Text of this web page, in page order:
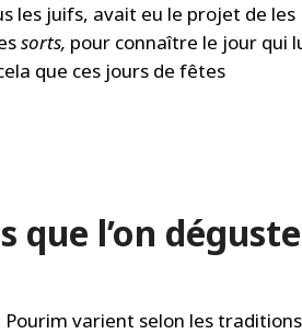
les juifs, avait eu le projet de les
sorts, pour connaître le jour qui
que ces jours de fêtes
l’on
varient selon les traditions